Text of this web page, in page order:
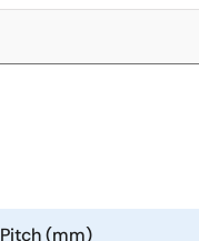
Pitch (mm)